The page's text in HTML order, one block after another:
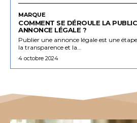
MARQUE
COMMENT SE DÉROULE LA
ANNONCE LÉGALE ?
Publier une annonce légale est une
la transparence et la...
4 octobre 2024